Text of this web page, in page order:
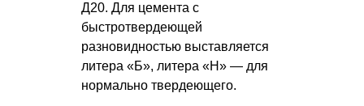
Д20. Для цемента с
быстротвердеющей
разновидностью выставляется
литера «Б», литера «Н» — для
нормально твердеющего.